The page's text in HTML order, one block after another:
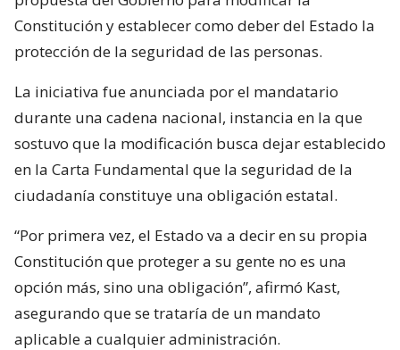
Constitución y establecer como deber del Estado la
protección de la seguridad de las personas.
La iniciativa fue anunciada por el mandatario
durante una cadena nacional, instancia en la que
sostuvo que la modificación busca dejar establecido
en la Carta Fundamental que la seguridad de la
ciudadanía constituye una obligación estatal.
“Por primera vez, el Estado va a decir en su propia
Constitución que proteger a su gente no es una
opción más, sino una obligación”, afirmó Kast,
asegurando que se trataría de un mandato
aplicable a cualquier administración.